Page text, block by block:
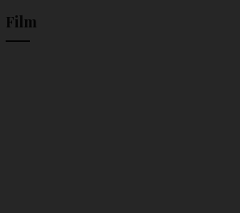
Film